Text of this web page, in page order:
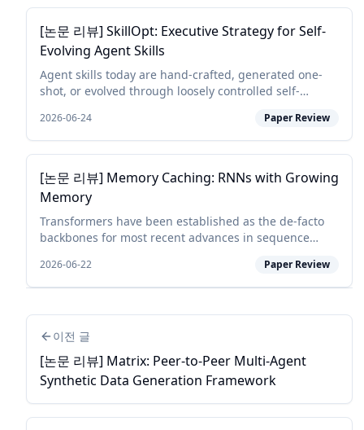
[논문 리뷰] SkillOpt: Executive Strategy for Self-
Evolving Agent Skills
Agent skills today are hand-crafted, generated one-
shot, or evolved through loosely controlled self-
optimizer for the skill, and none of which reli...
2026-06-24 Paper Review
[논문 리뷰] Memory Caching: RNNs with Growing
Memory
Transformers have been established as the de-facto
backbones for most recent advances in sequence
capacity that scales with the context length. While
plaus...
2026-06-22 Paper Review
이전 글
[논문 리뷰] Matrix: Peer-to-Peer Multi-Agent
Synthetic Data Generation Framework